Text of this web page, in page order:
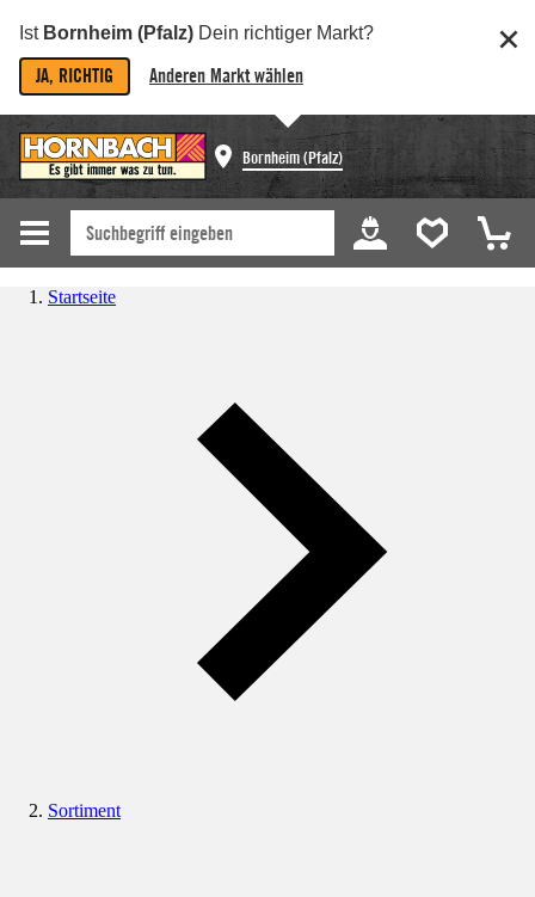
Ist Bornheim (Pfalz) Dein richtiger Markt?
JA, RICHTIG Anderen Markt wählen
Bornheim (Pfalz)
Startseite
Sortiment